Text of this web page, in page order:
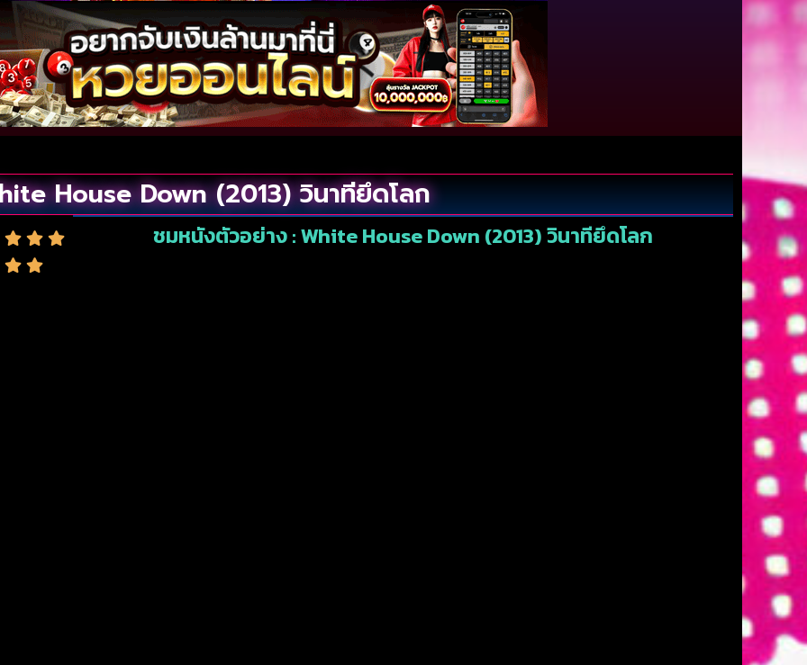
House Down (2013) วินาทียึดโลก
ชมหนังตัวอย่าง : White House Down (2013) วินาทียึดโลก